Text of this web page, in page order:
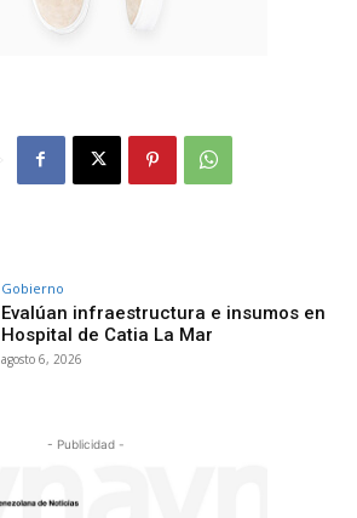
Gobierno
Evalúan infraestructura e insumos en
Hospital de Catia La Mar
agosto 6, 2026
- Publicidad -